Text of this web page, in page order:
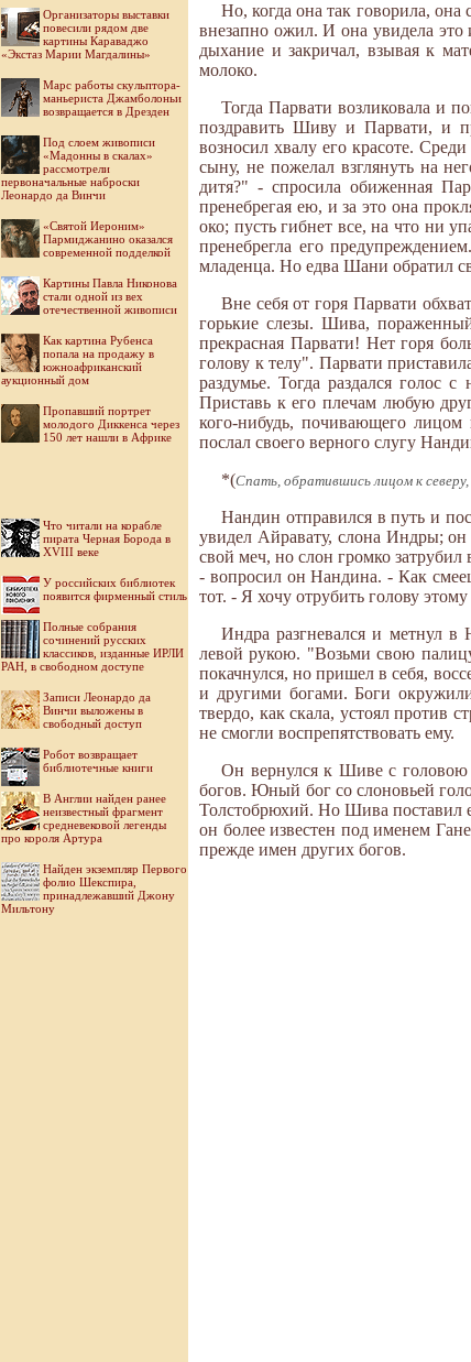
Организаторы выставки
повесили рядом две
картины Караваджо
«Экстаз Марии Магдалины»
Марс работы скульптора-
маньериста Джамболоньи
возвращается в Дрезден
Под слоем живописи
«Мадонны в скалах»
рассмотрели
первоначальные наброски
Леонардо да Винчи
«Святой Иероним»
Пармиджанино оказался
современной подделкой
Картины Павла Никонова
стали одной из вех
отечественной живописи
Как картина Рубенса
попала на продажу в
южноафриканский
аукционный дом
Пропавший портрет
молодого Диккенса через
150 лет нашли в Африке
Что читали на корабле
пирата Черная Борода в
XVIII веке
У российских библиотек
появится фирменный стиль
Полные собрания
сочинений русских
классиков, изданные ИРЛИ
РАН, в свободном доступе
Записи Леонардо да
Винчи выложены в
свободный доступ
Робот возвращает
библиотечные книги
В Англии найден ранее
неизвестный фрагмент
средневековой легенды
про короля Артура
Найден экземпляр Первого
фолио Шекспира,
принадлежавший Джону
Мильтону
Но, когда она так говорила, она
внезапно ожил. И она увидела
дыхание и закричал, взывая к
молоко.
Тогда Парвати возликовала и
поздравить Шиву и Парвати, и
возносил хвалу его красоте.
сыну, не пожелал взглянуть на
дитя?" - спросила обиженная
пренебрегая ею, и за это она
око; пусть гибнет все, на что ни
пренебрегла его
младенца. Но едва Шани обратил
Вне себя от горя Парвати
горькие слезы. Шива,
прекрасная Парвати! Нет горя
голову к телу". Парвати
раздумье. Тогда раздался
Приставь к его плечам любую
кого-нибудь, почивающего
послал своего верного слугу
*(Спать, обратившись лицом к северу,
Нандин отправился в путь и
увидел Айравату, слона Индры; он
свой меч, но слон громко
- вопросил он Нандина. - Как
тот. - Я хочу отрубить голову
Индра разгневался и метнул
левой рукою. "Возьми свою
покачнулся, но пришел в себя,
и другими богами. Боги
твердо, как скала, устоял против
не смогли воспрепятствовать ему.
Он вернулся к Шиве с головою
богов. Юный бог со слоновьей
Толстобрюхий. Но Шива поставил
он более известен под именем
прежде имен других богов.